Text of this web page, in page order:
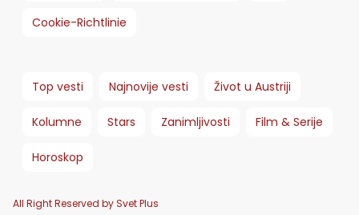
Cookie-Richtlinie
Top vesti Najnovije vesti Život u Austriji
Kolumne Stars Zanimljivosti Film & Serije
Horoskop
All Right Reserved by Svet Plus